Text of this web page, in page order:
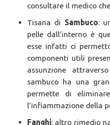
consultare il medico
Tisana di Sambuco:
pelle dall’interno è
esse infatti ci
componenti utili
assunzione
sambuco ha una
permette di
l’infiammazione della
Fanghi: altro rimedio